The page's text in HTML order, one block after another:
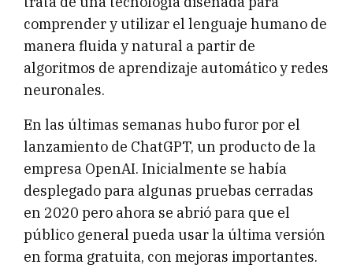
comprender y utilizar el lenguaje humano de
manera fluida y natural a partir de
algoritmos de aprendizaje automático y redes
neuronales.
En las últimas semanas hubo furor por el
lanzamiento de ChatGPT, un producto de la
empresa OpenAI. Inicialmente se había
desplegado para algunas pruebas cerradas
en 2020 pero ahora se abrió para que el
público general pueda usar la última versión
en forma gratuita, con mejoras importantes.